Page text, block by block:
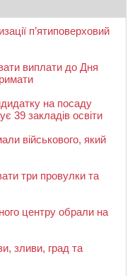
п’ятиповерховий
виплати до Дня
на посаду
39 закладів освіти
військового, який
три провулки та
центру обрали на
зливи, град та